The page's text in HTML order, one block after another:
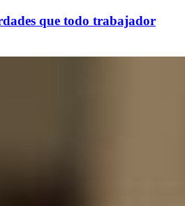
que todo trabajador